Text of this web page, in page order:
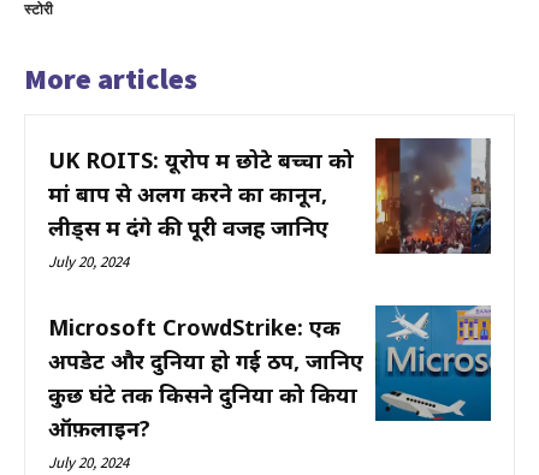
स्टोरी
More articles
UK ROITS: यूरोप में छोटे बच्चों को
मां बाप से अलग करने का कानून,
लीड्स में दंगे की पूरी वजह जानिए
July 20, 2024
Microsoft CrowdStrike: एक
अपडेट और दुनिया हो गई ठप, जानिए
कुछ घंटे तक किसने दुनिया को किया
ऑफ़लाइन?
July 20, 2024